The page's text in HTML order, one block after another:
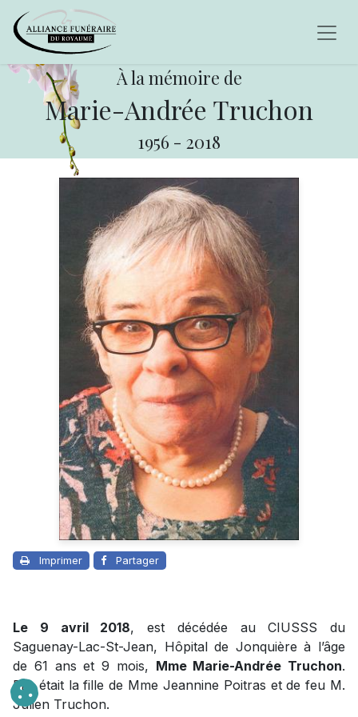
À la mémoire de
Marie-Andrée Truchon
1956 - 2018
Imprimer Partager
Le 9 avril 2018, est décédée au CIUSSS du
Saguenay-Lac-St-Jean, Hôpital de Jonquière à l’âge
de 61 ans et 9 mois, Mme Marie-Andrée Truchon.
Elle était la fille de Mme Jeannine Poitras et de feu M.
Julien Truchon.